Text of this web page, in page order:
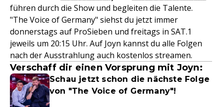
führen durch die Show und begleiten die Talente.
"The Voice of Germany" siehst du jetzt immer
donnerstags auf ProSieben und freitags in SAT.1
jeweils um 20:15 Uhr. Auf Joyn kannst du alle Folgen
nach der Ausstrahlung auch kostenlos streamen.
Verschaff dir einen Vorsprung mit Joyn:
Schau jetzt schon die nächste Folge
von "The Voice of Germany"!